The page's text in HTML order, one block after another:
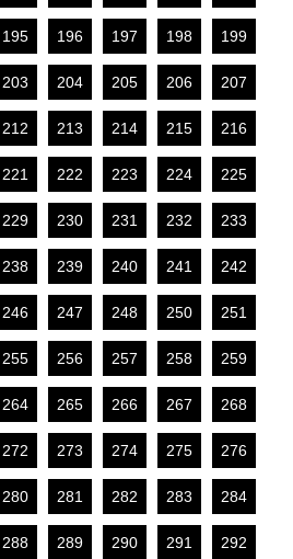
195 196 197 198 199
203 204 205 206 207
212 213 214 215 216
221 222 223 224 225
229 230 231 232 233
238 239 240 241 242
246 247 248 250 251
255 256 257 258 259
264 265 266 267 268
272 273 274 275 276
280 281 282 283 284
288 289 290 291 292